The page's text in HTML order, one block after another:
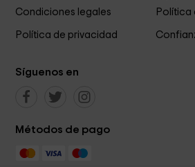
Condiciones legales
Política
Política de privacidad
Síguenos en
Métodos de pago